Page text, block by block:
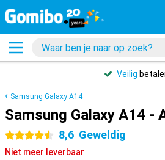
Veilig
Samsung Galaxy A14
Samsung Galaxy A14 -
4.5 sterren 8,6 Geweldig
Niet meer leverbaar